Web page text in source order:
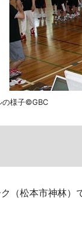
の様子©GBC
（松本市神林）